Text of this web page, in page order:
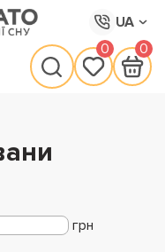
UA
0 0
грн